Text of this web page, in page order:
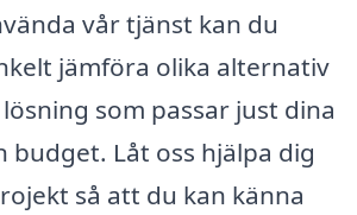
vår tjänst kan du
jämföra olika alternativ
som passar just dina
budget. Låt oss hjälpa dig
så att du kan känna